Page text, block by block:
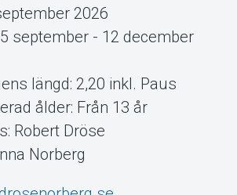
2026
september - 12 december
längd: 2,20 inkl. Paus
ålder: Från 13 år
Robert Dröse
Norberg